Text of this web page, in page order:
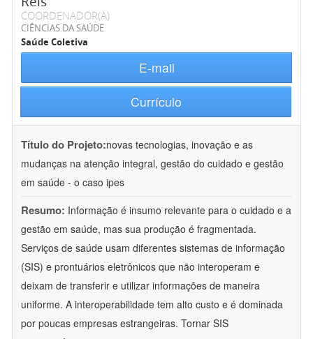
COORDENADOR(A)
CIÊNCIAS DA SAÚDE
Saúde Coletiva
E-mail
Currículo
Título do Projeto:novas tecnologias, inovação e as
mudanças na atenção integral, gestão do cuidado e gestão
em saúde - o caso ipes
Resumo: Informação é insumo relevante para o cuidado e a
gestão em saúde, mas sua produção é fragmentada.
Serviços de saúde usam diferentes sistemas de informação
(SIS) e prontuários eletrônicos que não interoperam e
deixam de transferir e utilizar informações de maneira
uniforme. A interoperabilidade tem alto custo e é dominada
por poucas empresas estrangeiras. Tornar SIS